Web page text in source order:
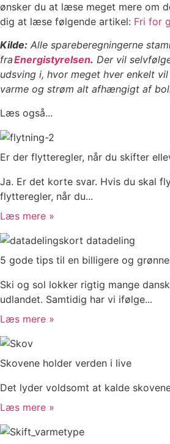
ønsker du at læse meget mere om
dig at læse følgende artikel: Fri for
Kilde: Alle spareberegningerne
fraEnergistyrelsen. Der vil
udsving i, hvor meget hver enkelt
varme og strøm alt afhængigt af
Læs også...
Er der flytteregler, når du skifter
Ja. Er det korte svar. Hvis du skal
flytteregler, når du...
Læs mere »
5 gode tips til en billigere og
Ski og sol lokker rigtig mange
udlandet. Samtidig har vi ifølge...
Læs mere »
Skovene holder verden i live
Det lyder voldsomt at kalde
Læs mere »